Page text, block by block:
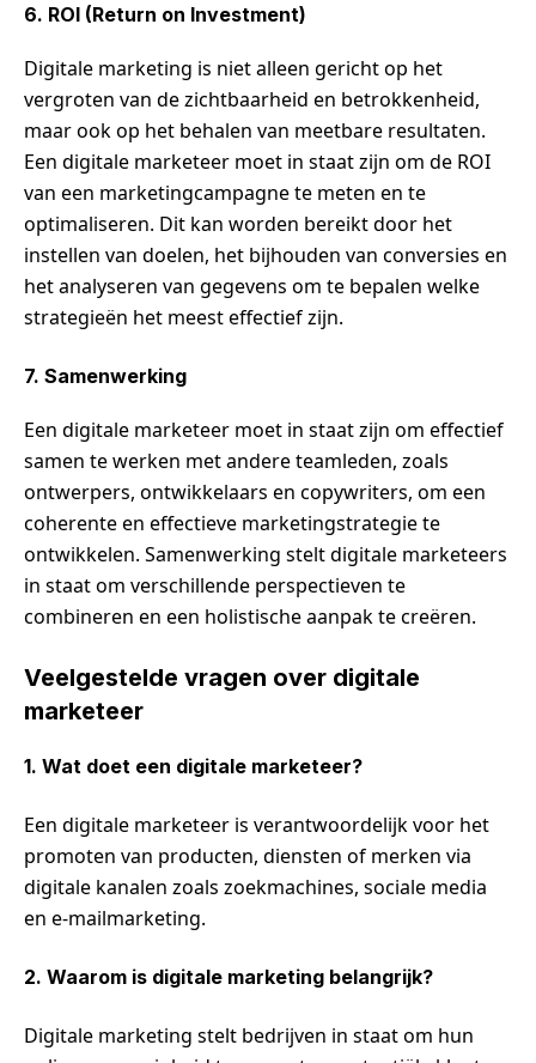
6. ROI (Return on Investment)
Digitale marketing is niet alleen gericht op het
vergroten van de zichtbaarheid en betrokkenheid,
maar ook op het behalen van meetbare resultaten.
Een digitale marketeer moet in staat zijn om de ROI
van een marketingcampagne te meten en te
optimaliseren. Dit kan worden bereikt door het
instellen van doelen, het bijhouden van conversies en
het analyseren van gegevens om te bepalen welke
strategieën het meest effectief zijn.
7. Samenwerking
Een digitale marketeer moet in staat zijn om effectief
samen te werken met andere teamleden, zoals
ontwerpers, ontwikkelaars en copywriters, om een
coherente en effectieve marketingstrategie te
ontwikkelen. Samenwerking stelt digitale marketeers
in staat om verschillende perspectieven te
combineren en een holistische aanpak te creëren.
Veelgestelde vragen over digitale
marketeer
1. Wat doet een digitale marketeer?
Een digitale marketeer is verantwoordelijk voor het
promoten van producten, diensten of merken via
digitale kanalen zoals zoekmachines, sociale media
en e-mailmarketing.
2. Waarom is digitale marketing belangrijk?
Digitale marketing stelt bedrijven in staat om hun